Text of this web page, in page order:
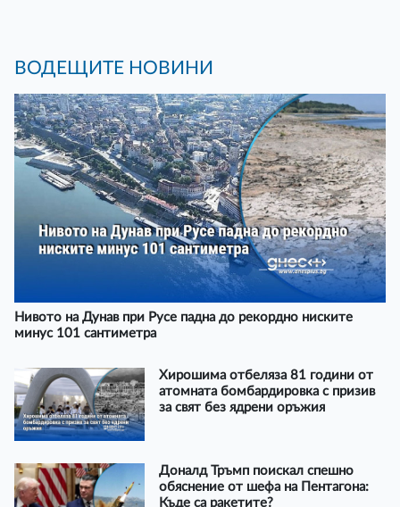
ВОДЕЩИТЕ НОВИНИ
Нивото на Дунав при Русе падна до рекордно ниските
минус 101 сантиметра
Хирошима отбеляза 81 години от
атомната бомбардировка с призив
за свят без ядрени оръжия
Доналд Тръмп поискал спешно
обяснение от шефа на Пентагона:
Къде са ракетите?